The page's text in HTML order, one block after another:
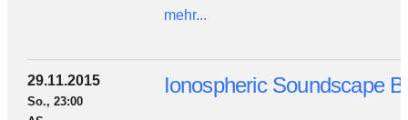
mehr...
29.11.2015
So., 23:00
Ionospheric Soundscape